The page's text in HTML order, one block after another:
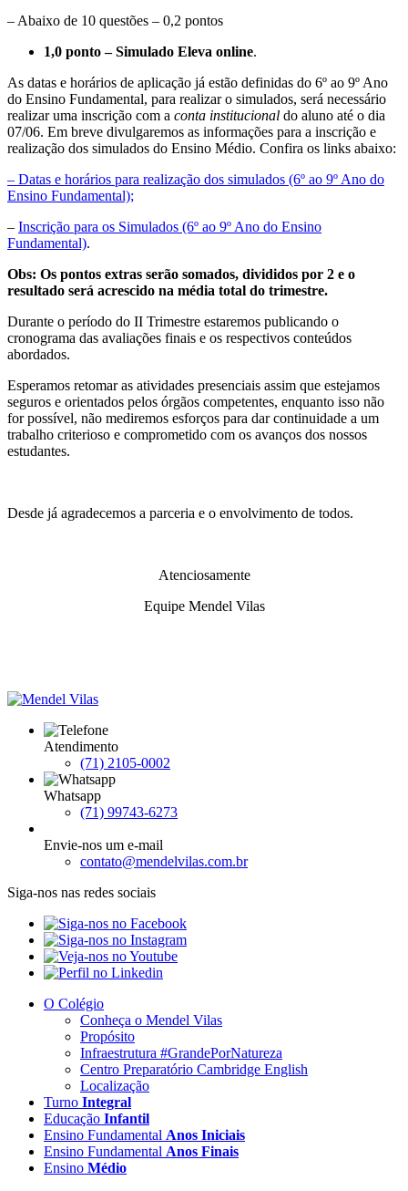
– Abaixo de 10 questões – 0,2 pontos
1,0 ponto – Simulado Eleva online.
As datas e horários de aplicação já estão definidas do 6º ao 9º Ano
do Ensino Fundamental, para realizar o simulados, será necessário
realizar uma inscrição com a conta institucional do aluno até o dia
07/06. Em breve divulgaremos as informações para a inscrição e
realização dos simulados do Ensino Médio. Confira os links abaixo:
– Datas e horários para realização dos simulados (6º ao 9º Ano do
Ensino Fundamental);
– Inscrição para os Simulados (6º ao 9º Ano do Ensino
Fundamental).
Obs: Os pontos extras serão somados, divididos por 2 e o
resultado será acrescido na média total do trimestre.
Durante o período do II Trimestre estaremos publicando o
cronograma das avaliações finais e os respectivos conteúdos
abordados.
Esperamos retomar as atividades presenciais assim que estejamos
seguros e orientados pelos órgãos competentes, enquanto isso não
for possível, não mediremos esforços para dar continuidade a um
trabalho criterioso e comprometido com os avanços dos nossos
estudantes.
Desde já agradecemos a parceria e o envolvimento de todos.
Atenciosamente
Equipe Mendel Vilas
Atendimento
(71) 2105-0002
Whatsapp
(71) 99743-6273
Envie-nos um e-mail
contato@mendelvilas.com.br
Siga-nos nas redes sociais
O Colégio
Conheça o Mendel Vilas
Propósito
Infraestrutura #GrandePorNatureza
Centro Preparatório Cambridge English
Localização
Turno Integral
Educação Infantil
Ensino Fundamental Anos Iniciais
Ensino Fundamental Anos Finais
Ensino Médio